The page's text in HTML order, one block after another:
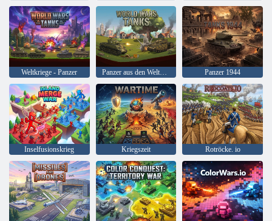
Weltkriege - Panzer Panzer aus den Weltkriegen Panzer 1944
Inselfusionskrieg Kriegszeit Rotröcke. io